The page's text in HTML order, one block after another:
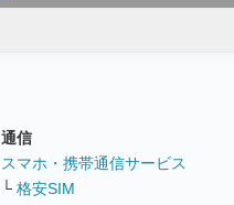
通信
スマホ・携帯通信サービス
└ 格安SIM